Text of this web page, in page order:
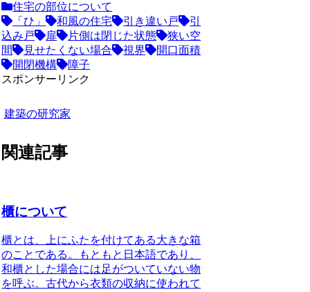
住宅の部位について
「ひ」
和風の住宅 引き違い戸
引
込み戸
扉 片側は閉じた状態
狭い空
間
見せたくない場合 視界
開口面積
開閉機構
障子
スポンサーリンク
建築の研究家
関連記事
櫃について
櫃とは、上にふたを付けてある大きな箱
のことである。
もともと日本語であり、
和櫃とした場合には足がついていない物
を呼ぶ。古代から衣類の収納に使われて